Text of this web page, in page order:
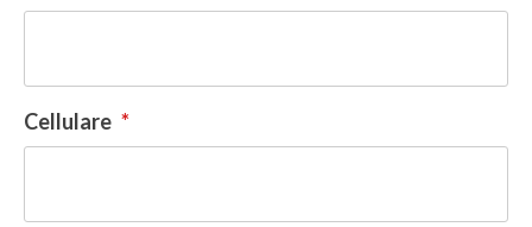
Cellulare *